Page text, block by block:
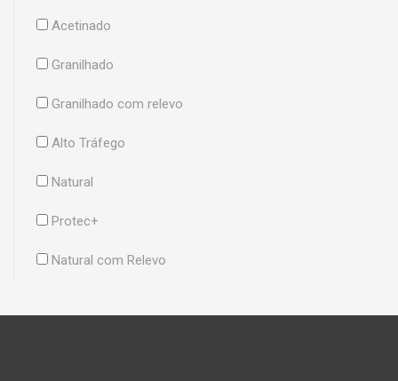
Acetinado
Granilhado
Granilhado com relevo
Alto Tráfego
Natural
Protec+
Natural com Relevo